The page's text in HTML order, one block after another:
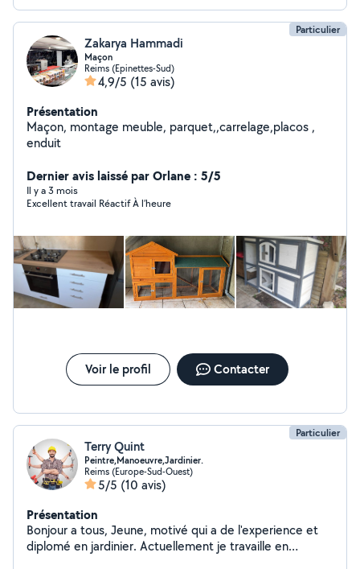
Particulier
Zakarya Hammadi
Maçon
Reims (Epinettes-Sud)
4,9/5 (15 avis)
Présentation
Maçon, montage meuble, parquet,,carrelage,placos ,
enduit
Dernier avis laissé par Orlane : 5/5
Il y a 3 mois
Excellent travail Réactif À l’heure
Voir le profil Contacter
Particulier
Terry Quint
Peintre,Manoeuvre,Jardinier.
Reims (Europe-Sud-Ouest)
5/5 (10 avis)
Présentation
Bonjour a tous, Jeune, motivé qui a de l'experience et
diplomé en jardinier. Actuellement je travaille en